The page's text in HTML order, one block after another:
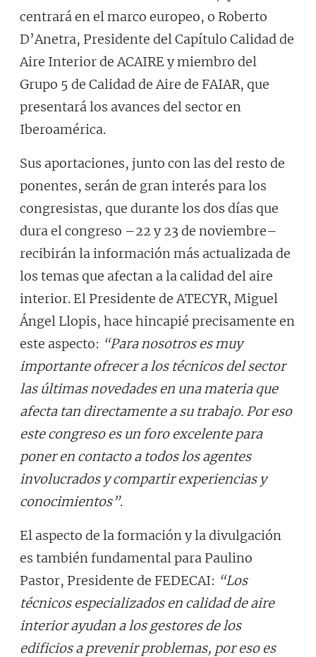
centrará en el marco europeo, o Roberto
D’Anetra, Presidente del Capítulo Calidad de
Aire Interior de ACAIRE y miembro del
Grupo 5 de Calidad de Aire de FAIAR, que
presentará los avances del sector en
Iberoamérica.
Sus aportaciones, junto con las del resto de
ponentes, serán de gran interés para los
congresistas, que durante los dos días que
dura el congreso –22 y 23 de noviembre–
recibirán la información más actualizada de
los temas que afectan a la calidad del aire
interior. El Presidente de ATECYR, Miguel
Ángel Llopis, hace hincapié precisamente en
este aspecto: “Para nosotros es muy
importante ofrecer a los técnicos del sector
las últimas novedades en una materia que
afecta tan directamente a su trabajo. Por eso
este congreso es un foro excelente para
poner en contacto a todos los agentes
involucrados y compartir experiencias y
conocimientos”.
El aspecto de la formación y la divulgación
es también fundamental para Paulino
Pastor, Presidente de FEDECAI: “Los
técnicos especializados en calidad de aire
interior ayudan a los gestores de los
edificios a prevenir problemas, por eso es